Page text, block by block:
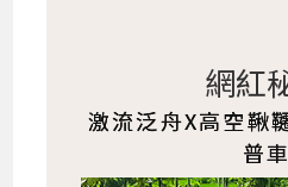
網紅
激流泛舟X高空鞦
普車